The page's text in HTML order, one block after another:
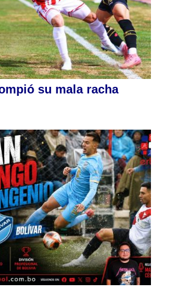
su mala racha